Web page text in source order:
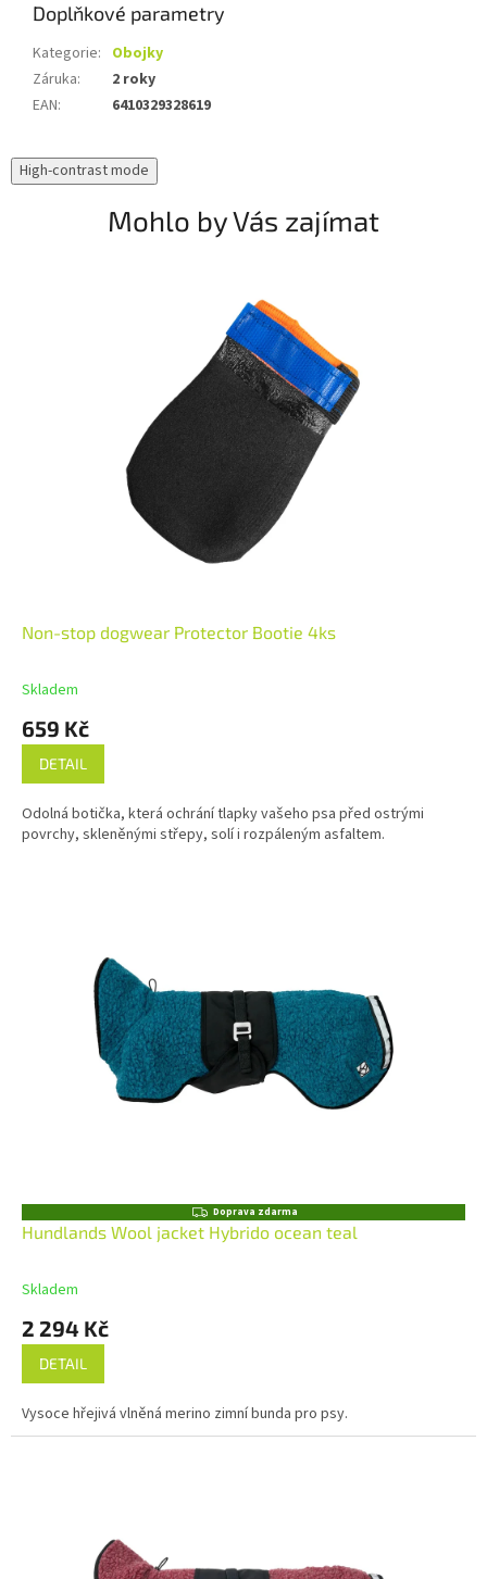
Doplňkové parametry
Kategorie: Obojky
Záruka:
2 roky
EAN: 6410329328619
High-contrast mode
Mohlo by Vás zajímat
Non-stop dogwear Protector Bootie 4ks
Skladem
659 Kč
DETAIL
Odolná botička, která ochrání tlapky vašeho psa před ostrými
povrchy, skleněnými střepy, solí i rozpáleným asfaltem.
Z
D
A
Doprava zdarma
Hundlands Wool jacket Hybrido ocean teal
Skladem
2 294 Kč
DETAIL
Vysoce hřejivá vlněná merino zimní bunda pro psy.